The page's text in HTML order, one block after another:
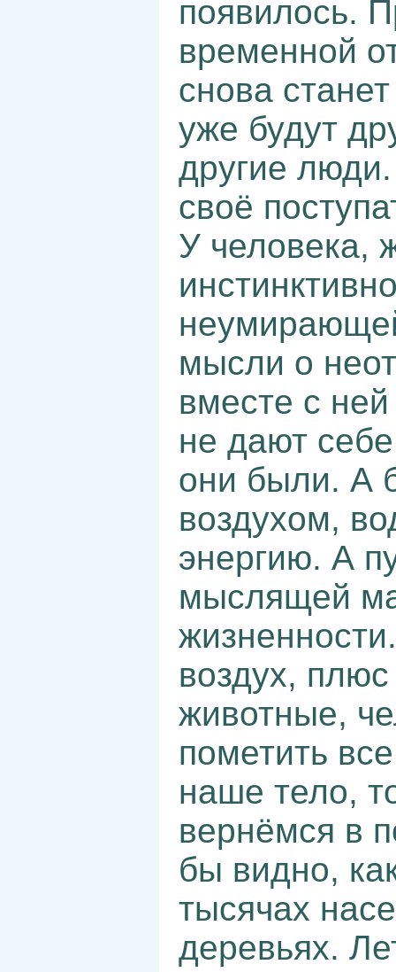
появилось.
временной
снова
уже будут
другие
своё
У человека,
мысли о
вместе с
не дают
они были. А
воздухом,
энергию. А
мыслящей
воздух,
животные,
пометить
наше тело,
вернёмся в
бы видно,
тысячах
деревьях.